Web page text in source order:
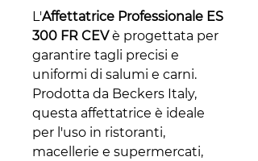
L'Affettatrice Professionale ES
300 FR CEVè progettata per
garantire tagli precisi e
uniformi di salumi e carni.
Prodotta da Beckers Italy,
questa affettatrice è ideale
per l'uso in ristoranti,
macellerie e supermercati,